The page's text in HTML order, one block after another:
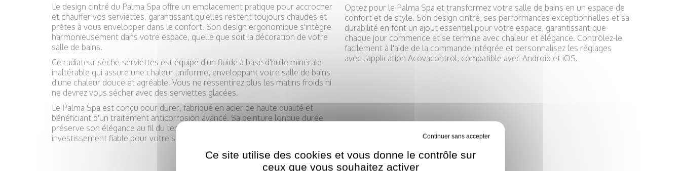
Le design cintré du Palma Spa offre un emplacement pratique pour accrocher
et chauffer vos serviettes, garantissant qu'elles restent toujours chaudes et
prêtes à vous envelopper dans le confort. Son design ergonomique s'intègre
harmonieusement dans votre espace, quelle que soit la décoration de votre
salle de bains.
Ce radiateur sèche-serviettes est équipé d'un fluide à base d'huile minérale
inaltérable qui assure une chaleur uniforme, enveloppant votre salle de bains
d'une chaleur douce et agréable. Vous ne ressentirez plus les matins froids ni
ne devrez vous sécher avec des serviettes glacées.
Le Palma Spa est conçu pour durer, fabriqué en acier de haute qualité et
bénéficiant d'un traitement anticorrosion avancé. Sa peinture longue durée
préserve son élégance au fil du temps, faisant de ce radiateur un
investissement fiable pour votre salle de bains.
Optez pour le Palma Spa et transformez votre salle de bains en un espace de
confort et de style. Son design cintré, ses performances exceptionnelles et sa
durabilité en font un ajout essentiel pour votre espace, garantissant que
chaque jour commence et se termine avec chaleur et élégance. Contrôlez-le
facilement à l'aide de la commande intégrée et personnalisez les réglages
avec l'application Acovacontrol, compatible avec Android et iOS.
Ce site utilise des cookies et vous donne le contrôle sur
ceux que vous souhaitez activer